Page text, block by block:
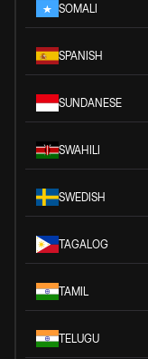
SOMALI
SPANISH
SUNDANESE
SWAHILI
SWEDISH
TAGALOG
TAMIL
TELUGU